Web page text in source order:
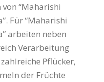
“Maharishi
Für “Maharishi
arbeiten neben
Verarbeitung
Pflücker,
der Früchte